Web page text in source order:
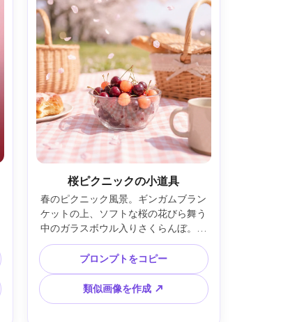
桜ピクニックの小道具
春のピクニック風景。ギンガムブラン
ケットの上、ソフトな桜の花びら舞う
中のガラスボウル入りさくらんぼ。明
るい自然光、パステル色彩、Sony
A7R V、35mmレンズ、f/2、夢のよう
なボケとロマンチックなライフスタイ
ルバイブ --ar 4:5
プロンプトをコピー
類似画像を作成 ↗